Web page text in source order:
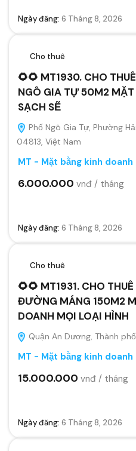
Ngày đăng: 6 Tháng 8, 2026
Cho thuê
🌻🌻 MT1930. CHO
NGÔ GIA TỰ 50M2
SẠCH SẼ
Phố Ngô Gia Tự, Phường
04813, Việt Nam
MT - Mặt bằng kinh doanh
6.000.000 vnđ / tháng
Ngày đăng: 6 Tháng 8, 2026
Cho thuê
🌻🌻 MT1931. CHO
ĐƯỜNG MÁNG 150M2
DOANH MỌI LOẠI HÌNH
Quận An Dương, Thành
MT - Mặt bằng kinh doanh
15.000.000 vnđ / tháng
Ngày đăng: 6 Tháng 8, 2026